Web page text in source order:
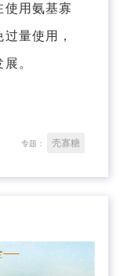
使用氨基寡
量使用，
。
专题： 壳寡糖